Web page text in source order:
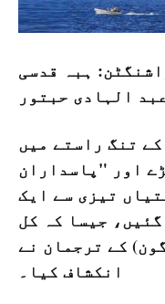
ہبہ قدسی
الہادی حبتور
تنگ راستے میں
اور "پاسداران
تیزی سے ایک
جیسا کہ کل
کے ترجمان نے
انکشاف کیا۔